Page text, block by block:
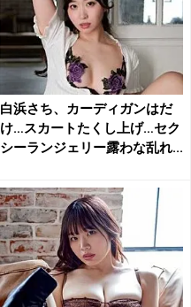
白浜さち、カーディガンはだ
け…スカートたくし上げ…セク
シーランジェリー露わな乱れ...